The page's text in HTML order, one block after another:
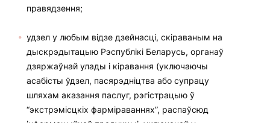
правядзення;
удзел у любым відзе дзейнасці, скіраваным на
дыскрэдытацыю Рэспублікі Беларусь, органаў
дзяржаўнай улады і кіравання (уключаючы
асабісты ўдзел, пасярэдніцтва або супрацу
шляхам аказання паслуг, рэгістрацыю ў
“экстрэмісцкіх фарміраваннях”, распаўсюд